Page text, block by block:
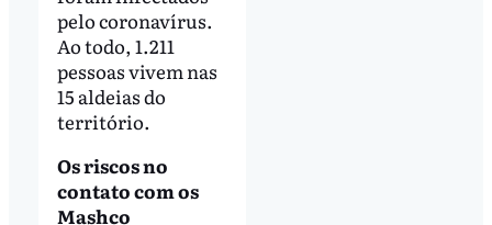
pelo coronavírus.
Ao todo, 1.211
pessoas vivem nas
15 aldeias do
território.
Os riscos no
contato com os
Mashco